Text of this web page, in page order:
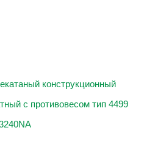
конструкционный
с противовесом тип 4499